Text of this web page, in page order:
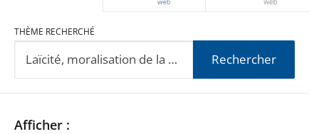
THÈME RECHERCHÉ
Rechercher
Passer
Passer
Afficher :